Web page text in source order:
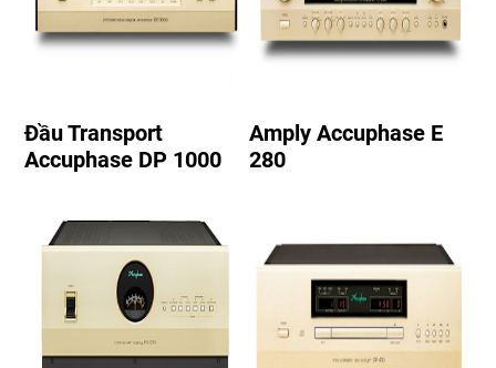
Đầu Transport
Accuphase DP 1000
Amply Accuphase E
280